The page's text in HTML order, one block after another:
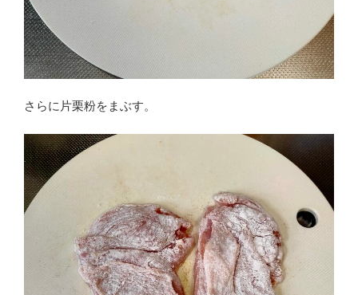
さらに片栗粉をまぶす。